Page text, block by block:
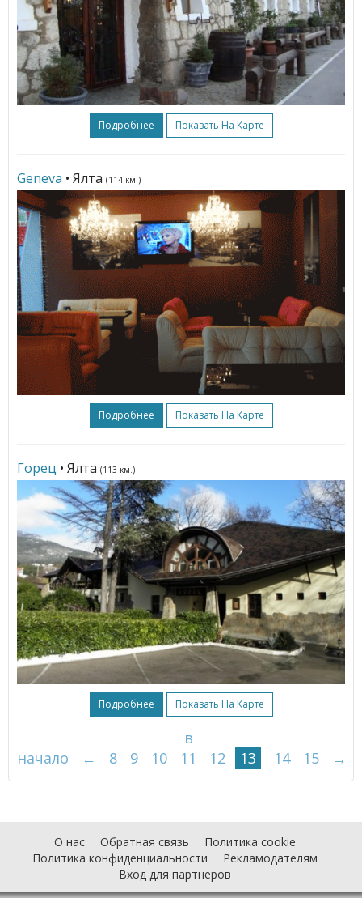
Подробнее Показать На Карте
Geneva • Ялта (114 км.)
Подробнее Показать На Карте
Горец • Ялта (113 км.)
Подробнее Показать На Карте
в
начало
← 8 9 10 11 12 13 14 15 →
О нас Обратная связь
Политика cookie
Политика конфиденциальности
Рекламодателям
Вход для партнеров